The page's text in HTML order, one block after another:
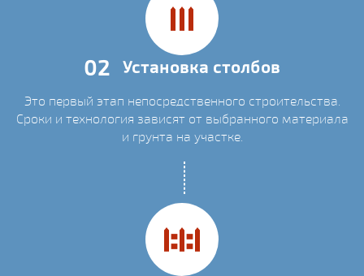
02 Установка столбов
Это первый этап непосредственного строительства.
Сроки и технология зависят от выбранного материала
и грунта на участке.